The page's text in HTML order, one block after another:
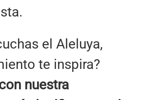
el Aleluya,
te inspira?
nuestra